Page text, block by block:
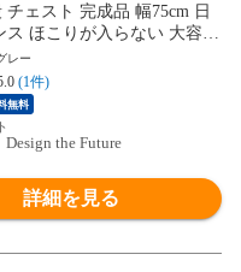
チェスト 完成品 幅75cm 日
ほこりが入らない 大容量
笥 収納棚 脱衣所 和室 衣
ロータイプ 組み立て不要
17100016〔モルタルグレ
レー
(1件)
無料
the Future
詳細を見る